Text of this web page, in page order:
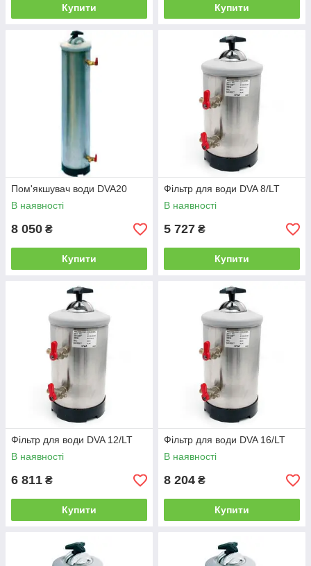
Купити Купити
Пом'якшувач води DVA20
В наявності
8 050 ₴
Купити
Фільтр для води DVA 8/LT
В наявності
5 727 ₴
Купити
Фільтр для води DVA 12/LT
В наявності
6 811 ₴
Купити
Фільтр для води DVA 16/LT
В наявності
8 204 ₴
Купити